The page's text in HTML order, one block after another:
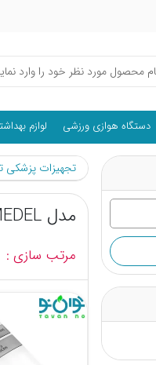
دستگاه هوازی ورزشی لوازم
تجهیزات پزشکی
مدل MEDEL
مرتب سازی :